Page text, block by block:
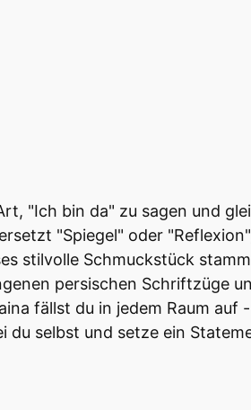
"Ich bin da" zu sagen und
"Spiegel" oder
stilvolle Schmuckstück
persischen Schriftzüge
fällst du in jedem Raum auf
du selbst und setze ein